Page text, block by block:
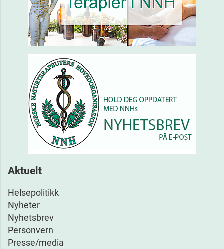
Aktuelt
Helsepolitikk
Nyheter
Nyhetsbrev
Personvern
Presse/media